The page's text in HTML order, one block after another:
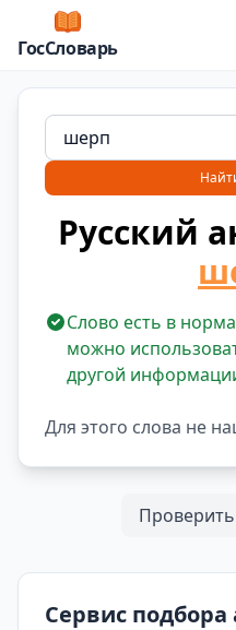
ГосСловарь
Русский
Слово есть в
можно
другой
Для этого слова не
Сервис подбора